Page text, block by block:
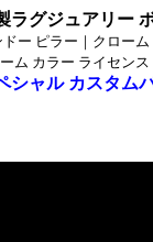
テンレス製カス
ラグジュアリー
ー ピラー｜クロー
カラー ライセン
シャル カスタム